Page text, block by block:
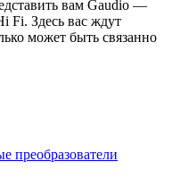
вам Gaudio —
Fi. Здесь вас ждут
может быть связанно
преобразователи